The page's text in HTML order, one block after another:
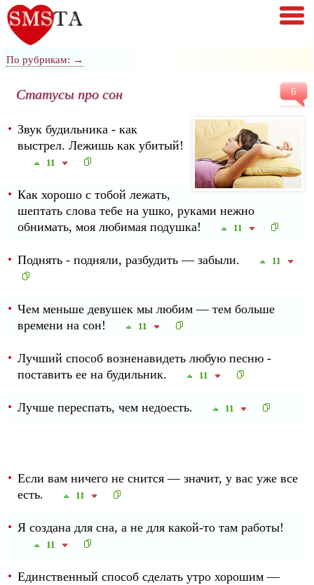
По рубрикам: →
6
Статусы про сон
Звук будильника - как
выстрел. Лежишь как убитый!
11
Как хорошо с тобой лежать,
шептать слова тебе на ушко, руками нежно
обнимать, моя любимая подушка!
11
Поднять - подняли, разбудить — забыли. 11
Чем меньше девушек мы любим — тем больше
времени на сон!
11
Лучший способ возненавидеть любую песню -
поставить ее на будильник.
11
Лучше переспать, чем недоесть. 11
Если вам ничего не снится — значит, у вас уже все
есть.
11
Я создана для сна, а не для какой-то там работы!
11
Единственный способ сделать утро хорошим —